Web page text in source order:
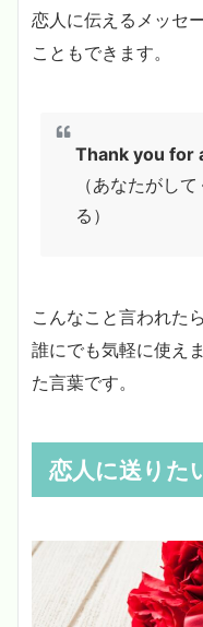
恋人に伝えるメッセ
こともできます。
Thank you for
（あなたがし
る）
こんなこと言われた
誰にでも気軽に使え
た言葉です。
恋人に送りた